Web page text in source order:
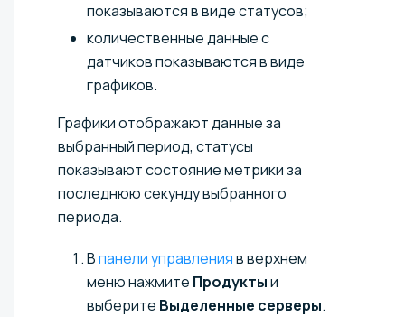
показываются в виде статусов;
количественные данные с
датчиков показываются в виде
графиков.
Графики отображают данные за
выбранный период, статусы
показывают состояние метрики за
последнюю секунду выбранного
периода.
Впанели управленияв верхнем
меню нажмите Продуктыи
выберите Выделенные серверы.